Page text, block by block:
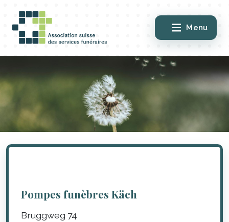
Menu
Pompes funèbres Käch
Bruggweg 74